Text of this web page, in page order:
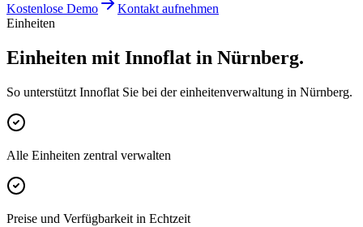
Kostenlose Demo
Kontakt aufnehmen
Einheiten
Einheiten mit Innoflat in Nürnberg.
So unterstützt Innoflat Sie bei der einheitenverwaltung in Nürnberg.
Alle Einheiten zentral verwalten
Preise und Verfügbarkeit in Echtzeit